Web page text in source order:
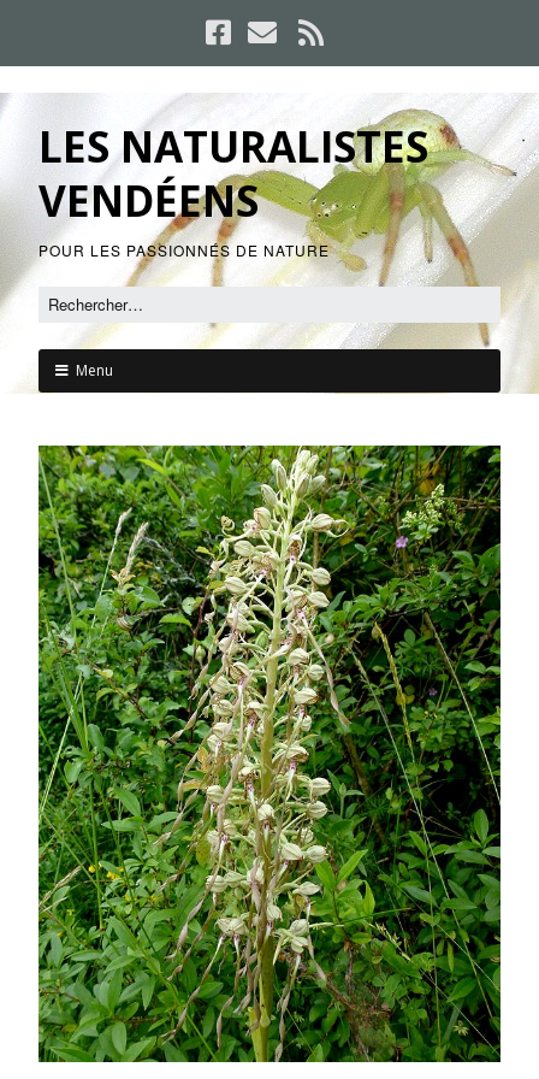
LES NATURALISTES
VENDÉENS
POUR LES PASSIONNÉS DE NATURE
Menu